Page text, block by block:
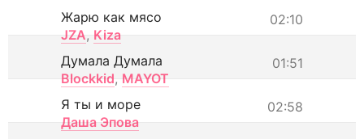
02:10
Жарю как мясо
JZA, Kiza
01:51
Думала Думала
Blockkid, MAYOT
02:58
Я ты и море
Даша Эпова